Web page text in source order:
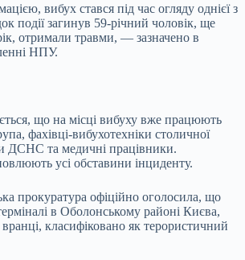
вибух стався під час огляду однієї з
події загинув 59-річний чоловік, ще
отримали травми, — зазначено в
НПУ.
що на місці вибуху вже працюють
фахівці-вибухотехніки столичної
ДСНС та медичні працівники.
усі обставини інциденту.
прокуратура офіційно оголосила, що
в Оболонському районі Києва,
вранці, класифіковано як терористичний